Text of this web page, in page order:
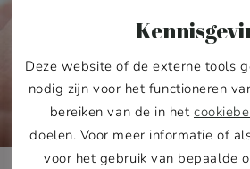
Deze website of de externe tools
nodig zijn voor het functioneren
bereiken van de in het
doelen. Voor meer informatie of
voor het gebruik van bepaalde